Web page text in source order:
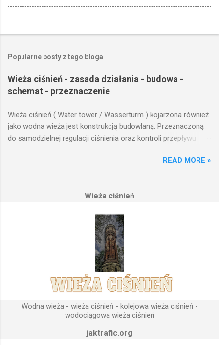
Popularne posty z tego bloga
Wieża ciśnień - zasada działania - budowa -
schemat - przeznaczenie
Wieża ciśnień ( Water tower / Wasserturm ) kojarzona również
jako wodna wieża jest konstrukcją budowlaną. Przeznaczoną
do samodzielnej regulacji ciśnienia oraz kontroli przepływu
na którym została wzniesiona. Wieża ciśnień jest obiektem
fundamenty modułu infrastruktury wodnej, zaplanowanej dla
Podstawową funkcją wież ciśnień jest zwiększanie ciśnienia
wody do dystrybucji. Zasada działania wieży ciśnień Cechą
priorytetową przy projektowaniu wieży ciśnień jest wyszukanie
odpowiedniego terenu pod przyszłe fundamenty obiektu.
Konstrukcja, aby mogła być w pełni funkcjonalna musi zostać
wybudowana na najwyższym lokalnym wzniesieniu. Ponieważ
gromadząca się woda w zbiorniku wieży ciśnień musi być
umieszczona wyżej, niż instalacje wodne znajdujące się u
odbiorców. Schema...
READ MORE »
Wieża ciśnień
Wodna wieża - wieża ciśnień - kolejowa wieża ciśnień -
wodociągowa wieża ciśnień
jaktrafic.org